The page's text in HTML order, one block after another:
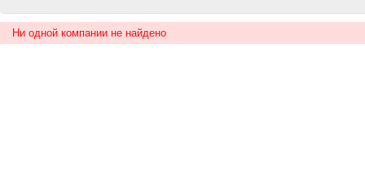
Ни одной компании не найдено